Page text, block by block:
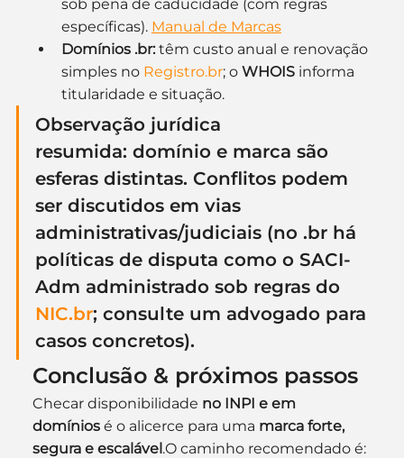
sob pena de caducidade (com regras
específicas). Manual de Marcas
Domínios .br: têm custo anual e renovação
simples no Registro.br; o WHOIS informa
titularidade e situação.
Observação jurídica
resumida: domínio e marca são
esferas distintas. Conflitos podem
ser discutidos em vias
administrativas/judiciais (no .br há
políticas de disputa como o SACI-
Adm administrado sob regras do
NIC.br; consulte um advogado para
casos concretos).
Conclusão & próximos passos
Checar disponibilidade no INPI e em
domínios é o alicerce para uma marca forte,
segura e escalável.O caminho recomendado é: